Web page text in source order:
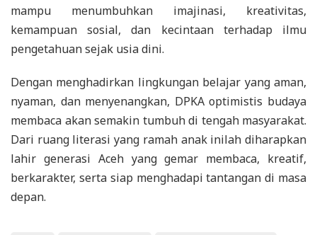
mampu menumbuhkan imajinasi, kreativitas,
kemampuan sosial, dan kecintaan terhadap ilmu
pengetahuan sejak usia dini.
Dengan menghadirkan lingkungan belajar yang aman,
nyaman, dan menyenangkan, DPKA optimistis budaya
membaca akan semakin tumbuh di tengah masyarakat.
Dari ruang literasi yang ramah anak inilah diharapkan
lahir generasi Aceh yang gemar membaca, kreatif,
berkarakter, serta siap menghadapi tantangan di masa
depan.